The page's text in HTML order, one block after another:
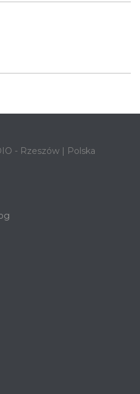
- Rzeszów | Polska